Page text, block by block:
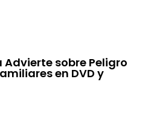
sobre Peligro
en DVD y